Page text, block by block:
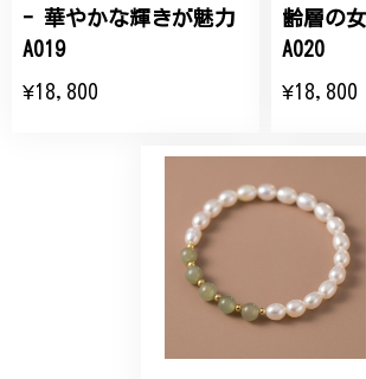
大切な節目のお祝いに、母へのプレゼン
丁寧なデザインで、イメージ以上にとて
【オーダーメイド】オリ
2025/06/16
こちらのオーダーの細かい調整に何度も
だき、ありがとうございました。
- 華やかな輝きが魅力
A019
¥18,800
齢層の
A020
¥18,800